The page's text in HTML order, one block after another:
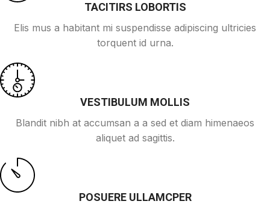
TACITIRS LOBORTIS
Elis mus a habitant mi suspendisse adipiscing ultricies
torquent id urna.
VESTIBULUM MOLLIS
Blandit nibh at accumsan a a sed et diam himenaeos
aliquet ad sagittis.
POSUERE ULLAMCPER